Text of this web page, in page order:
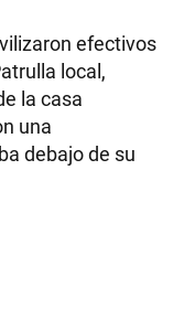
efectivos
local,
la casa
una
debajo de su